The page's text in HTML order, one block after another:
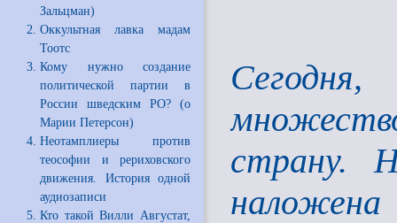
Зальцман)
Оккультная лавка мадам
Тоотс
Кому нужно создание
политической партии в
России шведским РО? (о
Марии Петерсон)
Неотамплиеры против
теософии и рериховского
движения. История одной
аудиозаписи
Кто такой Вилли Августат,
страну.
наложена